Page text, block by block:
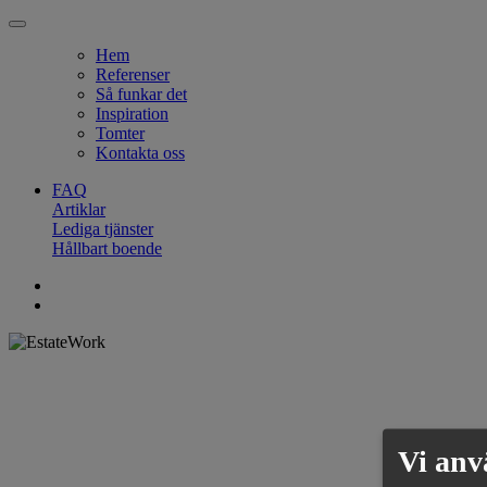
Hem
Referenser
Så funkar det
Inspiration
Tomter
Kontakta oss
FAQ
Artiklar
Lediga tjänster
Hållbart boende
Vi